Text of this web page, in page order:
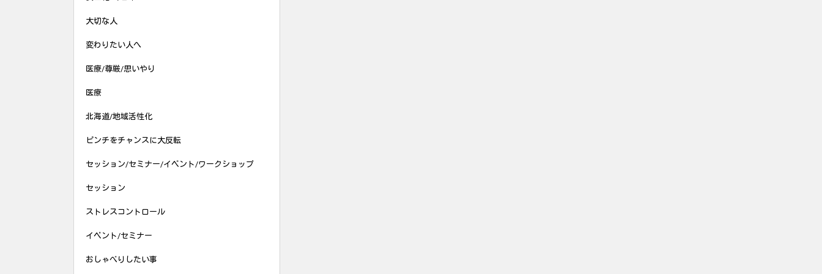
大切な人
変わりたい人へ
医療/尊厳/思いやり
医療
北海道/地域活性化
ピンチをチャンスに大反転
セッション/セミナー/イベント/ワークショップ
セッション
ストレスコントロール
イベント/セミナー
おしゃべりしたい事